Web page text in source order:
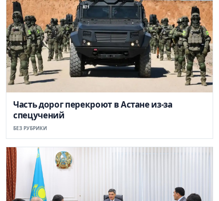
Часть дорог перекроют в Астане из-за
спецучений
БЕЗ РУБРИКИ